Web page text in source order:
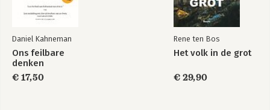
Daniel Kahneman
Ons feilbare
denken
€ 17,50
Rene ten Bos
Het volk in de grot
€ 29,90